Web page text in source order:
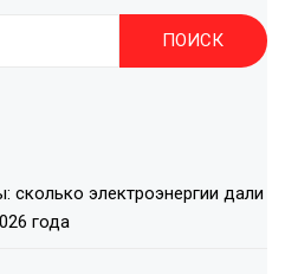
сколько электроэнергии дали
года